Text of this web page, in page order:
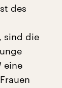
des
sind die
eine